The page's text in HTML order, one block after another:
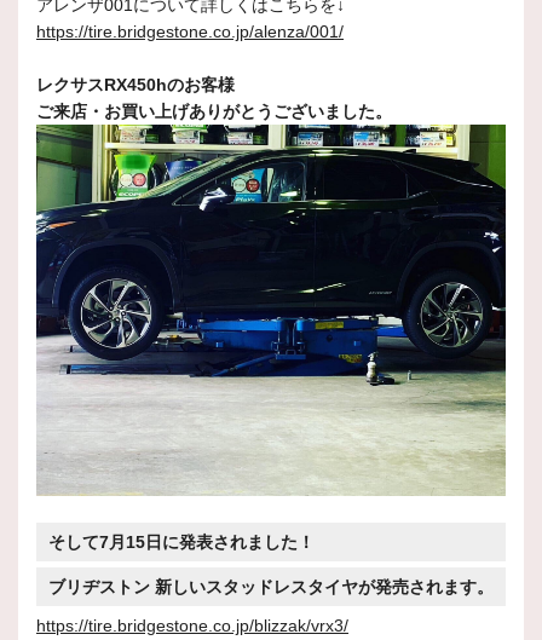
アレンザ001について詳しくはこちらを↓
https://tire.bridgestone.co.jp/alenza/001/
レクサスRX450hのお客様
ご来店・お買い上げありがとうございました。
そして7月15日に発表されました！
ブリヂストン 新しいスタッドレスタイヤが発売されます。
https://tire.bridgestone.co.jp/blizzak/vrx3/